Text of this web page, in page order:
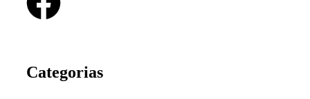
Categorias